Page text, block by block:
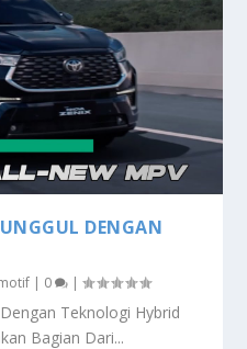
DENGAN
| 0 |
Teknologi Hybrid
Bagian Dari...